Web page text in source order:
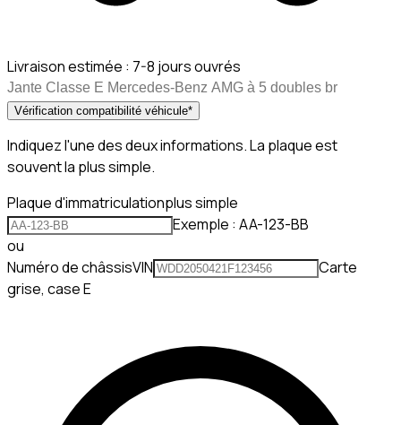
Livraison estimée : 7-8 jours ouvrés
Jante Classe E Mercedes-Benz AMG à 5 doubles br
Vérification compatibilité véhicule*
Indiquez l'une des deux informations. La plaque est
souvent la plus simple.
Plaque d'immatriculationplus simple
Exemple : AA-123-BB
ou
Numéro de châssisVIN
Carte
grise, case E